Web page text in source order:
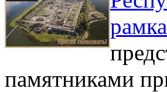
памятниками